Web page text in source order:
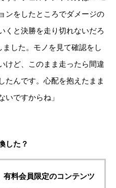
ンをしたところでダメージの
くと決勝を走り切れないだろ
した。モノを見て確認をし
けど、このまま走ったら間違
たんです。心配を抱えたまま
いですからね」
した？
有料会員限定のコンテンツ